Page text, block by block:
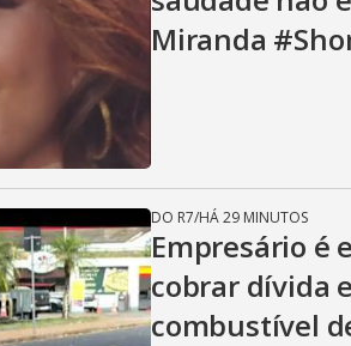
Miranda
DO R7/HÁ 29 MINUTOS
Empresário é
cobrar dívida
combustível